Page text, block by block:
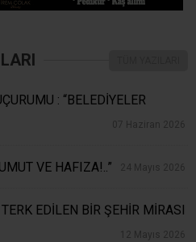
: “BELEDİYELER
07 Haziran 2026
VE HAFIZA!..” 24 Mayıs 2026
EDİLEN BİR ŞEHİR MİRASI
12 Mayıs 2026